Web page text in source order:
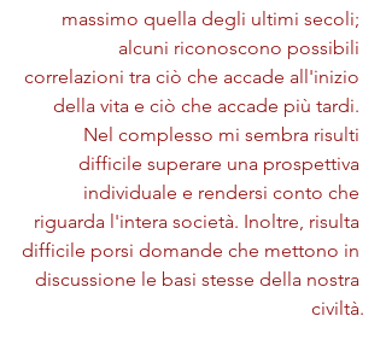
massimo quella degli ultimi secoli;
alcuni riconoscono possibili
correlazioni tra ciò che accade all'inizio
della vita e ciò che accade più tardi.
Nel complesso mi sembra risulti
difficile superare una prospettiva
individuale e rendersi conto che
riguarda l'intera società. Inoltre, risulta
difficile porsi domande che mettono in
discussione le basi stesse della nostra
civiltà.